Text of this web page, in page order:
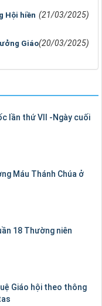
Hội hiền (21/03/2025)
Giáo(20/03/2025)
lần thứ VII -Ngày cuối
Máu Thánh Chúa ở
18 Thường niên
Giáo hội theo thông